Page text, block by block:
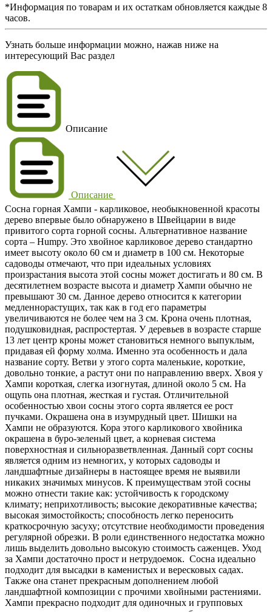
*Информация по товарам и их остаткам обновляется каждые 8
часов.
Узнать больше информации можно, нажав ниже на
интересующий Вас раздел
Описание
Описание
Сосна горная Хампи - карликовое, необыкновенной красоты
дерево впервые было обнаружено в Швейцарии в виде
привитого сорта горной сосны. Альтернативное название
сорта – Humpy. Это хвойное карликовое дерево стандартно
имеет высоту около 60 см и диаметр в 100 см. Некоторые
садоводы отмечают, что при идеальных условиях
произрастания высота этой сосны может достигать и 80 см. В
десятилетнем возрасте высота и диаметр Хампи обычно не
превышают 30 см. Данное дерево относится к категории
медленнорастущих, так как в год его параметры
увеличиваются не более чем на 3 см. Крона очень плотная,
подушковидная, распростертая. У деревьев в возрасте старше
13 лет центр кроны может становиться немного выпуклым,
придавая ей форму холма. Именно эта особенность и дала
название сорту. Ветви у этого сорта маленькие, короткие,
довольно тонкие, а растут они по направлению вверх. Хвоя у
Хампи короткая, слегка изогнутая, длиной около 5 см. На
ощупь она плотная, жесткая и густая. Отличительной
особенностью хвои сосны этого сорта является ее рост
пучками. Окрашена она в изумрудный цвет. Шишки на
Хампи не образуются. Кора этого карликового хвойника
окрашена в буро-зеленый цвет, а корневая система
поверхностная и сильноразветвленная. Данный сорт сосны
является одним из немногих, у которых садоводы и
ландшафтные дизайнеры в настоящее время не выявили
никаких значимых минусов. К преимуществам этой сосны
можно отнести такие как: устойчивость к городскому
климату; неприхотливость; высокие декоративные качества;
высокая зимостойкость; способность легко переносить
краткосрочную засуху; отсутствие необходимости проведения
регулярной обрезки. В роли единственного недостатка можно
лишь выделить довольно высокую стоимость саженцев. Уход
за Хампи достаточно прост и нетрудоемок. Сосна идеально
подходит для высадки в каменистых и вересковых садах.
Также она станет прекрасным дополнением любой
ландшафтной композиции с прочими хвойными растениями.
Хампи прекрасно подходит для одиночных и групповых